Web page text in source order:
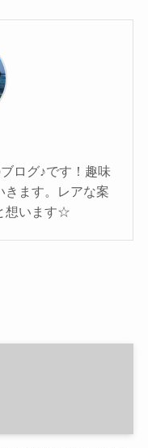
ログ♪です！趣味
きます。レアな案
想います☆